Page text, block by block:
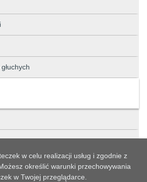
w celu realizacji usług i zgodnie z
określić warunki przechowywania
w Twojej przeglądarce.